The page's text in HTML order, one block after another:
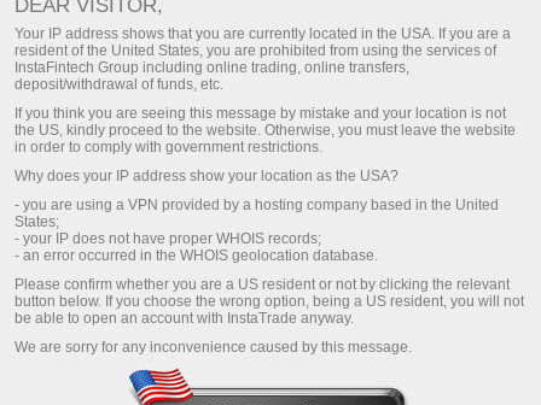
SYSTÈME INSTACOPY
D'INSTATRADE
Make a deposit
InstaCopy
TOP-5 traders
Surveillance
FAQ
DEAR VISITOR,
Your IP address shows that you are currently located in the USA. If you are a
resident of the United States, you are prohibited from using the services of
InstaFintech Group including online trading, online transfers,
deposit/withdrawal of funds, etc.
If you think you are seeing this message by mistake and your location is not
the US, kindly proceed to the website. Otherwise, you must leave the website
in order to comply with government restrictions.
Why does your IP address show your location as the USA?
- you are using a VPN provided by a hosting company based in the United
States;
- your IP does not have proper WHOIS records;
- an error occurred in the WHOIS geolocation database.
Please confirm whether you are a US resident or not by clicking the relevant
button below. If you choose the wrong option, being a US resident, you will not
be able to open an account with InstaTrade anyway.
We are sorry for any inconvenience caused by this message.